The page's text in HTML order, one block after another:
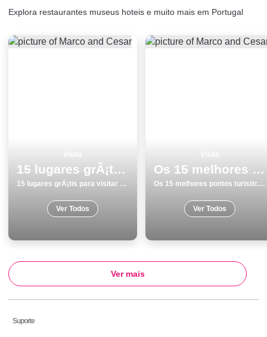
Explora restaurantes museus hoteis e muito mais em Portugal
15 lugares grÃ¡tis para visitar na Ilha de SÃ£o Miguel
15 lugares grÃ¡tis para visitar na Ilha de SÃ£o Miguel
Ver Todos
Os 15 melhores pontos turisticos para visitar em PÃ³voa de Varzim
Os 15 melhores pontos turisticos para visitar em PÃ³voa de Varzim
Ver Todos
Ver mais
Suporte